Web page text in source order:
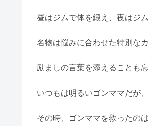
昼はジムで体を鍛え、夜はジ
名物は悩みに合わせた特別なカ
励ましの言葉を添えることも忘
いつもは明るいゴンママだが
その時、ゴンママを救ったの